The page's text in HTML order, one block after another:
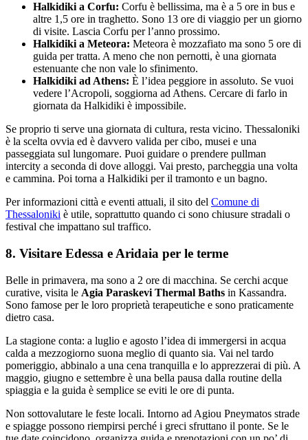
Halkidiki a Corfu: Corfu è bellissima, ma è a 5 ore in bus e
altre 1,5 ore in traghetto. Sono 13 ore di viaggio per un giorno
di visite. Lascia Corfu per l’anno prossimo.
Halkidiki a Meteora: Meteora è mozzafiato ma sono 5 ore di
guida per tratta. A meno che non pernotti, è una giornata
estenuante che non vale lo sfinimento.
Halkidiki ad Athens: È l’idea peggiore in assoluto. Se vuoi
vedere l’Acropoli, soggiorna ad Athens. Cercare di farlo in
giornata da Halkidiki è impossibile.
Se proprio ti serve una giornata di cultura, resta vicino. Thessaloniki
è la scelta ovvia ed è davvero valida per cibo, musei e una
passeggiata sul lungomare. Puoi guidare o prendere pullman
intercity a seconda di dove alloggi. Vai presto, parcheggia una volta
e cammina. Poi torna a Halkidiki per il tramonto e un bagno.
Per informazioni città e eventi attuali, il sito del Comune di
Thessaloniki è utile, soprattutto quando ci sono chiusure stradali o
festival che impattano sul traffico.
8. Visitare Edessa e Aridaia per le terme
Belle in primavera, ma sono a 2 ore di macchina. Se cerchi acque
curative, visita le Agia Paraskevi Thermal Baths in Kassandra.
Sono famose per le loro proprietà terapeutiche e sono praticamente
dietro casa.
La stagione conta: a luglio e agosto l’idea di immergersi in acqua
calda a mezzogiorno suona meglio di quanto sia. Vai nel tardo
pomeriggio, abbinalo a una cena tranquilla e lo apprezzerai di più. A
maggio, giugno e settembre è una bella pausa dalla routine della
spiaggia e la guida è semplice se eviti le ore di punta.
Non sottovalutare le feste locali. Intorno ad Agiou Pneymatos strade
e spiagge possono riempirsi perché i greci sfruttano il ponte. Se le